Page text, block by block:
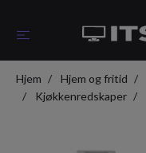
Hjem Hjem og fritid
Kjøkkenredskaper